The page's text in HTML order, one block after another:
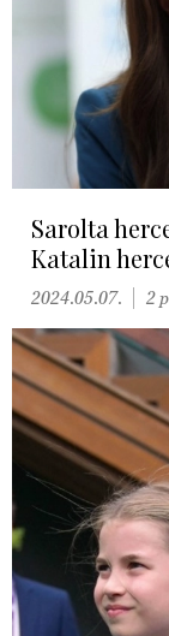
Sarolta
Katalin
2024.05.07. 2